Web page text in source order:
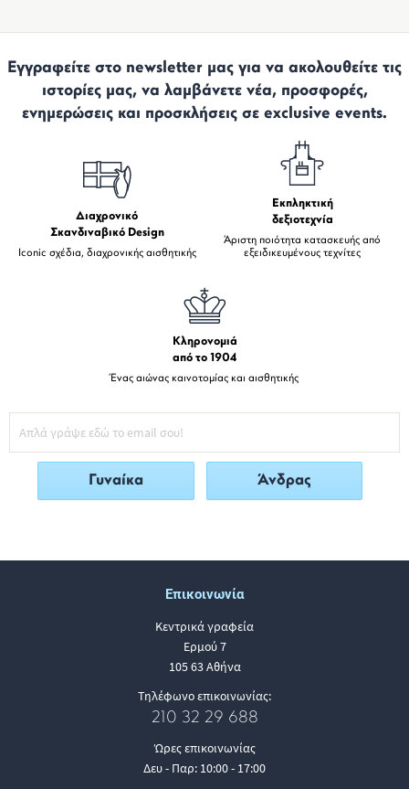
Εγγραφείτε στο newsletter μας για να ακολουθείτε τις
ιστορίες μας, να λαμβάνετε νέα, προσφορές,
ενημερώσεις και προσκλήσεις σε exclusive events.
Διαχρονικό
Σκανδιναβικό Design
Iconic σχέδια, διαχρονικής αισθητικής
Εκπληκτική
δεξιοτεχνία
Άριστη ποιότητα κατασκευής από
εξειδικευμένους τεχνίτες
Κληρονομιά
από το 1904
Ένας αιώνας καινοτομίας και αισθητικής
Γυναίκα Άνδρας
Επικοινωνία
Κεντρικά γραφεία
Ερμού 7
105 63 Αθήνα
Τηλέφωνο επικοινωνίας:
210 32 29 688
Ώρες επικοινωνίας
Δευ - Παρ: 10:00 - 17:00